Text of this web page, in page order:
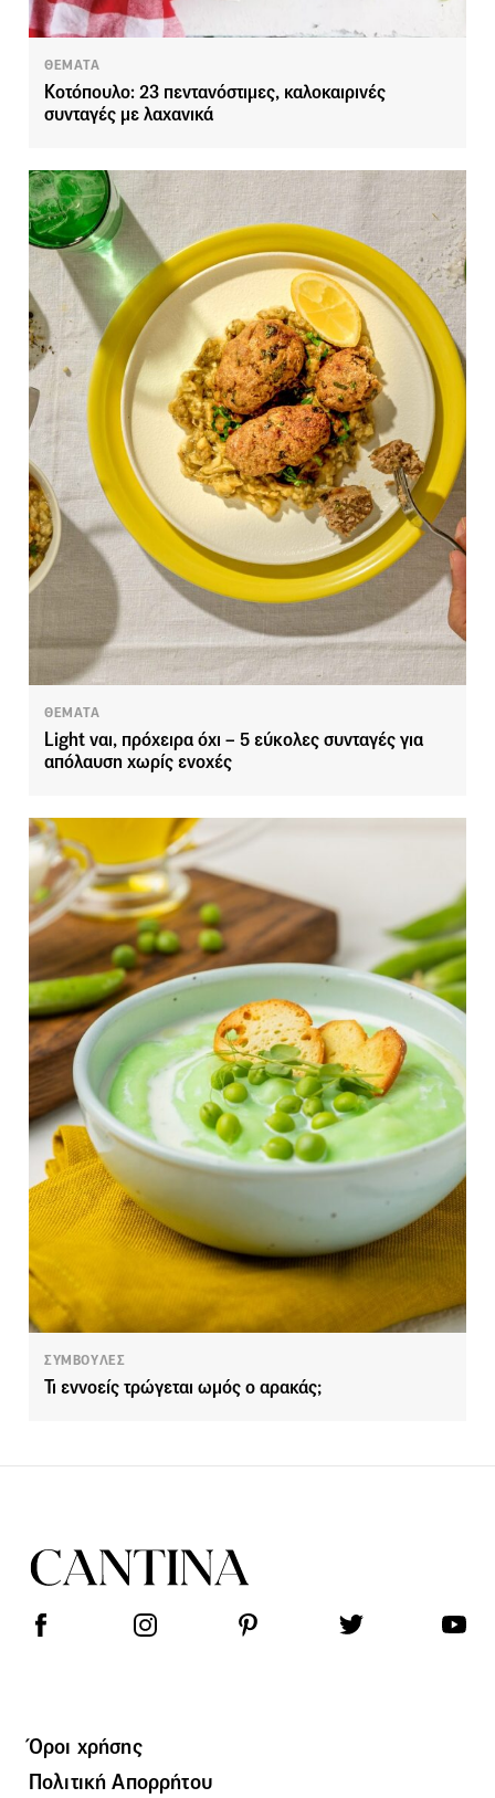
ΘΕΜΑΤΑ
Κοτόπουλο: 23 πεντανόστιμες, καλοκαιρινές
συνταγές με λαχανικά
ΘΕΜΑΤΑ
Light ναι, πρόχειρα όχι – 5 εύκολες συνταγές για
απόλαυση χωρίς ενοχές
ΣΥΜΒΟΥΛΕΣ
Τι εννοείς τρώγεται ωμός ο αρακάς;
Όροι χρήσης
Πολιτική Απορρήτου